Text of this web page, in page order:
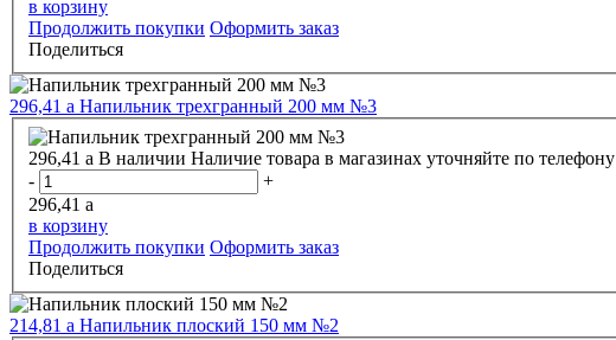
в корзину
Продолжить покупки Оформить заказ
Поделиться
296,41 a Напильник трехгранный 200 мм №3
296,41 a В наличии Наличие товара в магазинах уточняйте по телефону
-
+
296,41 a
в корзину
Продолжить покупки Оформить заказ
Поделиться
214,81 a Напильник плоский 150 мм №2